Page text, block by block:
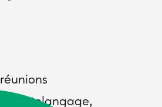
photolangage,